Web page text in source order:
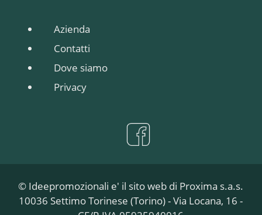
Azienda
Contatti
Dove siamo
Privacy
© Ideepromozionali e' il sito web di Proxima s.a.s.
10036 Settimo Torinese (Torino) - Via Locana, 16 -